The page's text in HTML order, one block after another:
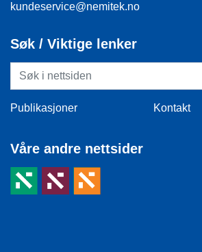
kundeservice@nemitek.no
Søk / Viktige lenker
Publikasjoner Kontakt
Våre andre nettsider